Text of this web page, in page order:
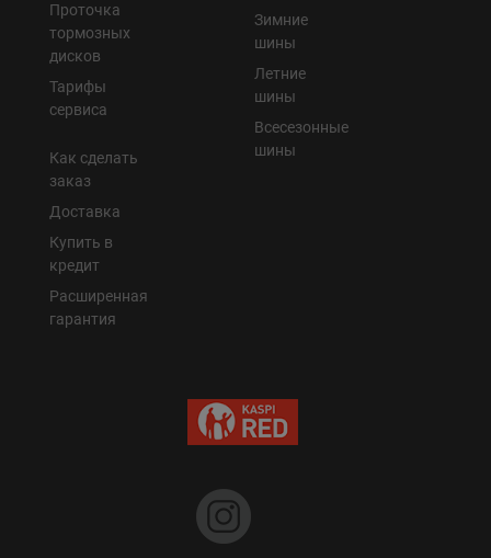
Проточка
тормозных
дисков
Тарифы
сервиса
Как сделать
заказ
Доставка
Купить в
кредит
Расширенная
гарантия
Зимние
шины
Летние
шины
Всесезонные
шины